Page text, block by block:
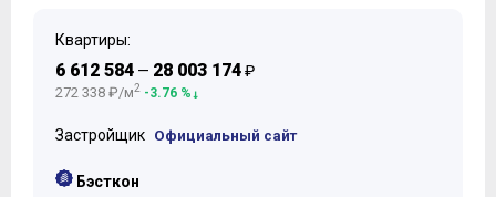
Квартиры:
6 612 584 — 28 003 174₽
272 338 ₽/м2 -3.76 %
Застройщик Официальный сайт
Бэсткон